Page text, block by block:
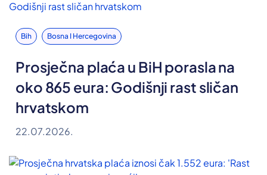
Bih Bosna I Hercegovina
Prosječna plaća u BiH porasla na
oko 865 eura: Godišnji rast sličan
hrvatskom
22.07.2026.